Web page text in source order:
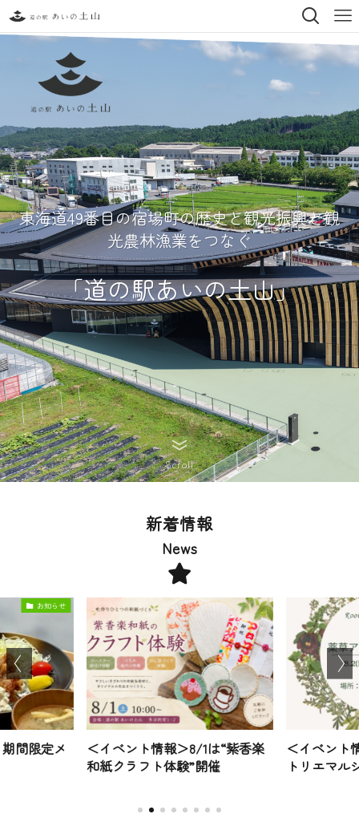
東海道49番目の宿場町の歴史と観光振興と観
光農林漁業をつなぐ
「道の駅あいの土山」
Scroll
新着情報
News
お知らせ
間限定メ
＜イベント情報＞8/1は“紫香楽
和紙クラフト体験”開催
＜イベント
トリエマル